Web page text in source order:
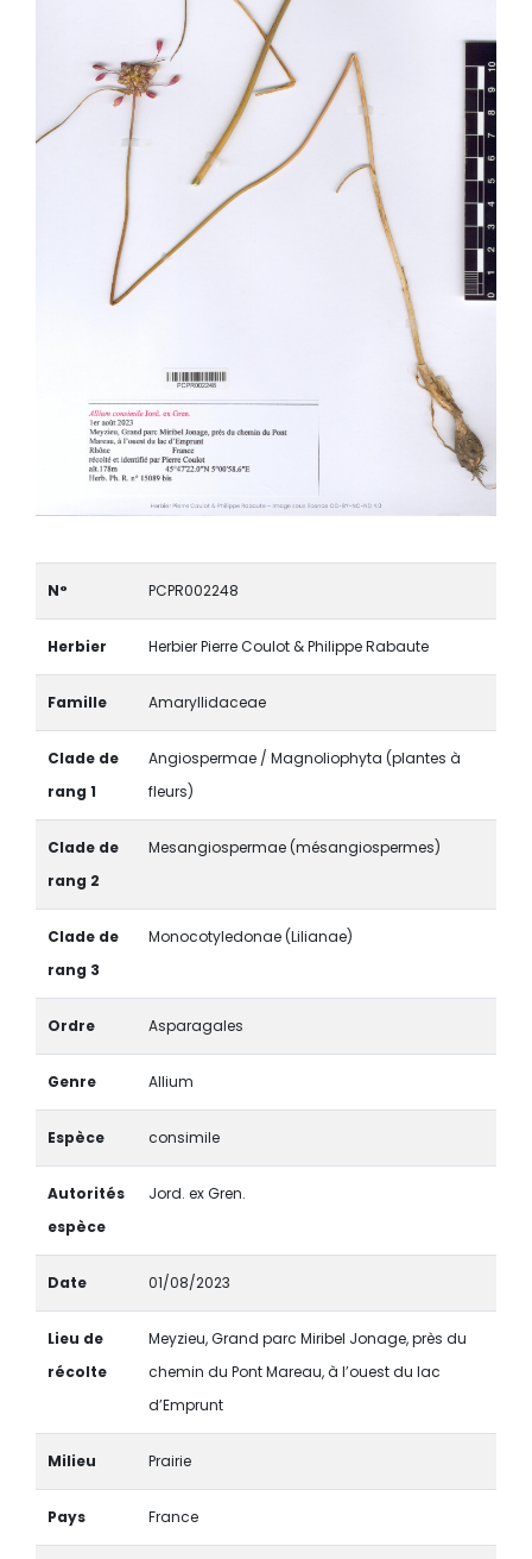
N° PCPR002248
Herbier Herbier Pierre Coulot & Philippe Rabaute
Famille Amaryllidaceae
Clade de
rang 1
Angiospermae / Magnoliophyta (plantes à
fleurs)
Clade de
rang 2
Mesangiospermae (mésangiospermes)
Clade de
rang 3
Monocotyledonae (Lilianae)
Ordre Asparagales
Genre Allium
Espèce consimile
Autorités
espèce
Jord. ex Gren.
Date 01/08/2023
Lieu de
récolte
Meyzieu, Grand parc Miribel Jonage, près du
chemin du Pont Mareau, à l’ouest du lac
d’Emprunt
Milieu Prairie
Pays France